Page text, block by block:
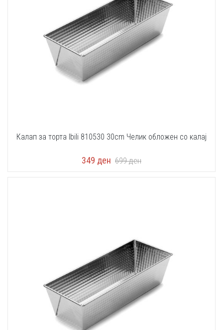
Калап за торта Ibili 810530 30cm Челик обложен со калај
349 ден 699ден